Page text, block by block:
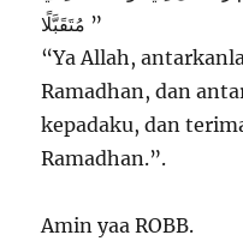
مُتَقَبَّلًا ”
“Ya Allah,
Ramadhan, dan
kepadaku, dan
Ramadhan.”.
Amin yaa ROBB.